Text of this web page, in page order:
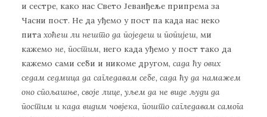
и сестре, како нас Свето Јеванђеље припрема за
Часни пост. Не да уђемо у пост па када нас неко
пита хоћеш ли нешто да поједеш и попијеш, ми
кажемо не, постим, него када уђемо у пост тако да
кажемо сами себи и никоме другом, сада ћу ових
седам седмица да сагледавам себе, сада ћу да намажем
оно спољашње, своје лице, уљем да не виде људи да
постим и када видим човјека, пошто сагледавам самога